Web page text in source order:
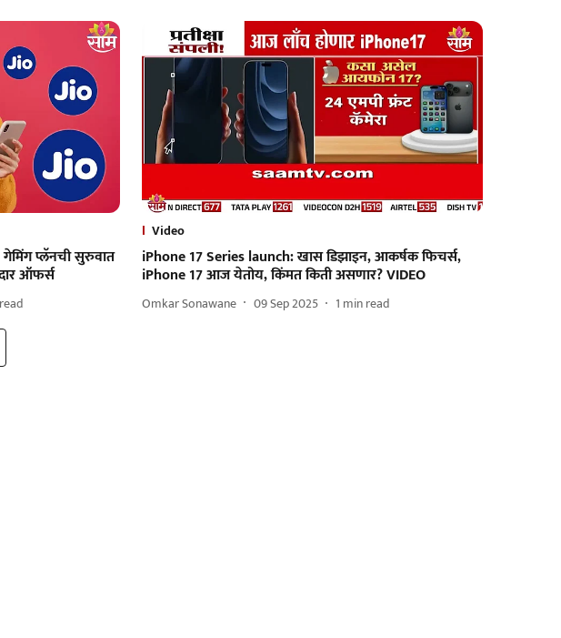
प्लॅनची सुरुवात
ऑफर्स
Video
iPhone 17 Series launch: खास डिझाइन, आकर्षक फिचर्स,
iPhone 17 आज येतोय, किंमत किती असणार? VIDEO
Omkar Sonawane 09 Sep 2025 1 min read